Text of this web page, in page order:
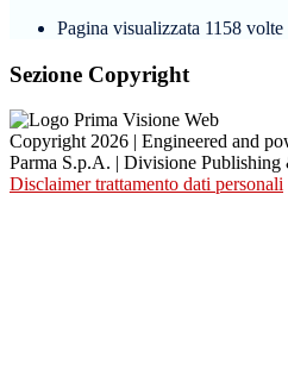
Pagina visualizzata 1158 volte
Sezione Copyright
Copyright 2026 | Engineered and
Parma S.p.A. | Divisione
Disclaimer trattamento dati personali